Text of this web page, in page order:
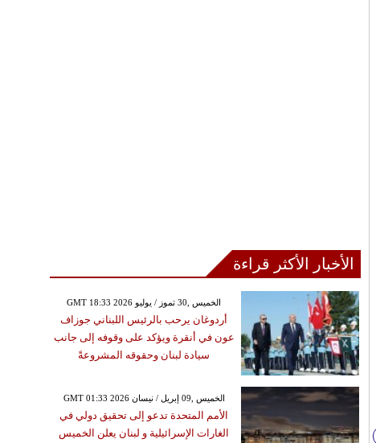
الأخبار الأكثر قراءة
GMT 18:33 2026 الخميس ,30 تموز / يوليو
أردوغان يرحب بالرئيس اللبناني جوزاف
عون في أنقرة ويؤكد على وقوفه إلى جانب
سيادة لبنان وحقوقه المشروعةً
GMT 01:33 2026 الخميس ,09 إبريل / نيسان
الأمم المتحدة تدعو إلى تحقيق دولي في
الغارات الإسرائيلية و لبنان يعلن الخميس